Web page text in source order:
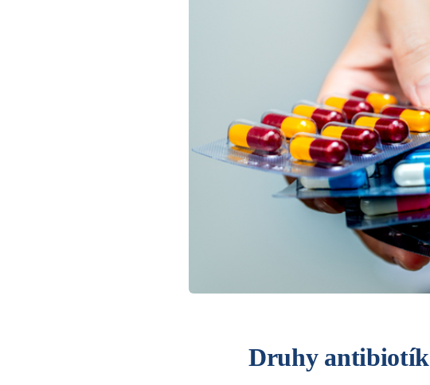
Druhy antibiotík